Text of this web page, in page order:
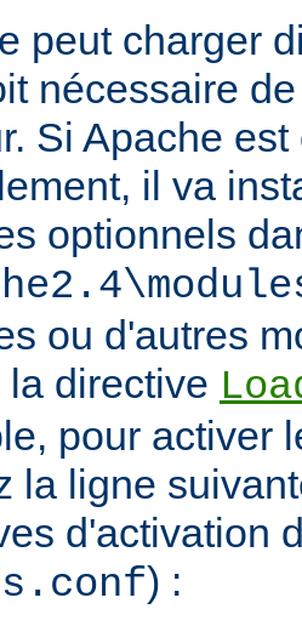
peut charger
nécessaire
Si Apache
il va
optionnels
ou d'autres
la directive
pour activer
la ligne
d'activation
) :